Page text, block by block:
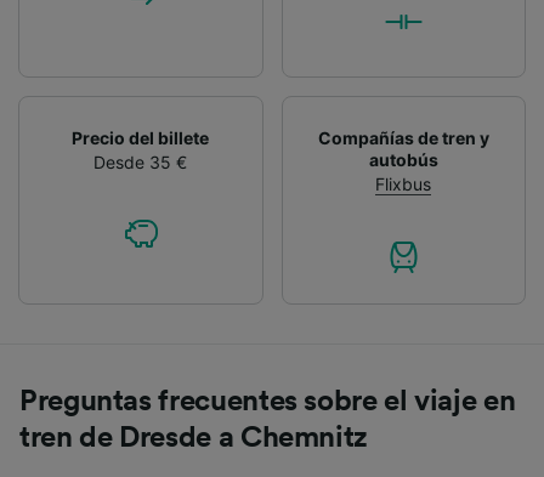
Precio del billete
Desde 35 €
Compañías de tren y
autobús
Flixbus
Preguntas frecuentes sobre el viaje en
tren de Dresde a Chemnitz